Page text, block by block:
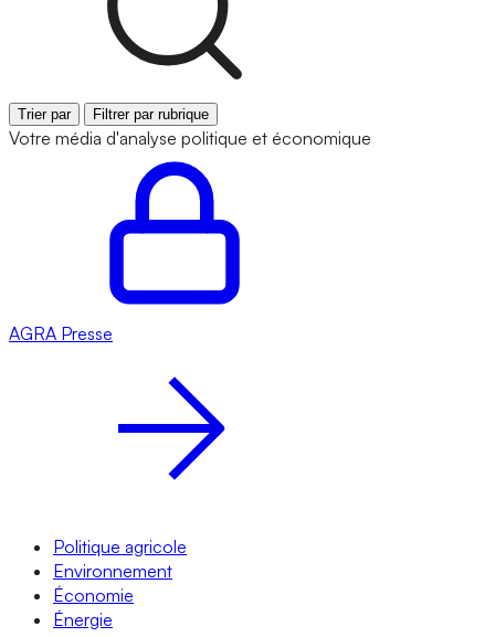
Trier par Filtrer par rubrique
Votre média d'analyse politique et économique
AGRA Presse
Politique agricole
Environnement
Économie
Énergie